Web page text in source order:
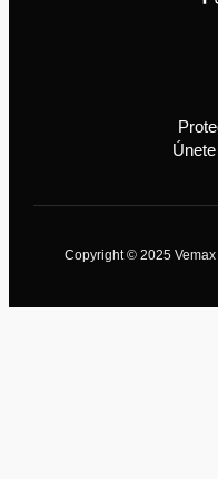
Copyright © 2025